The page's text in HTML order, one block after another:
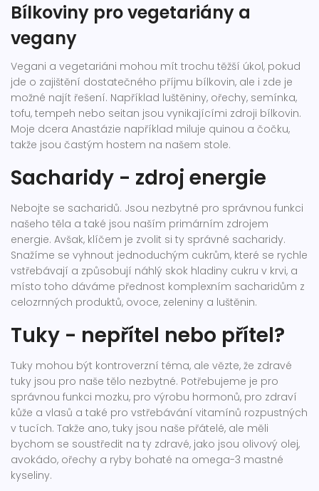
Bílkoviny pro vegetariány a
vegany
Vegani a vegetariáni mohou mít trochu těžší úkol, pokud
jde o zajištění dostatečného příjmu bílkovin, ale i zde je
možné najít řešení. Například luštěniny, ořechy, semínka,
tofu, tempeh nebo seitan jsou vynikajícími zdroji bílkovin.
Moje dcera Anastázie například miluje quinou a čočku,
takže jsou častým hostem na našem stole.
Sacharidy - zdroj energie
Nebojte se sacharidů. Jsou nezbytné pro správnou funkci
našeho těla a také jsou naším primárním zdrojem
energie. Avšak, klíčem je zvolit si ty správné sacharidy.
Snažíme se vyhnout jednoduchým cukrům, které se rychle
vstřebávají a způsobují náhlý skok hladiny cukru v krvi, a
místo toho dáváme přednost komplexním sacharidům z
celozrnných produktů, ovoce, zeleniny a luštěnin.
Tuky - nepřítel nebo přítel?
Tuky mohou být kontroverzní téma, ale vězte, že zdravé
tuky jsou pro naše tělo nezbytné. Potřebujeme je pro
správnou funkci mozku, pro výrobu hormonů, pro zdraví
kůže a vlasů a také pro vstřebávání vitamínů rozpustných
v tucích. Takže ano, tuky jsou naše přátelé, ale měli
bychom se soustředit na ty zdravé, jako jsou olivový olej,
avokádo, ořechy a ryby bohaté na omega-3 mastné
kyseliny.